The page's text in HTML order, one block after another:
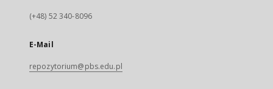
(+48) 52 340-8096
E-Mail
repozytorium@pbs.edu.pl